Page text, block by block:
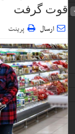
قوت گرفت
ارسال پرینت